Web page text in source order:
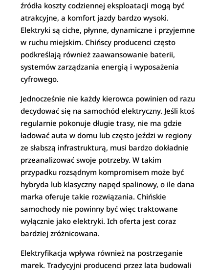
źródła koszty codziennej eksploatacji mogą być
atrakcyjne, a komfort jazdy bardzo wysoki.
Elektryki są ciche, płynne, dynamiczne i przyjemne
w ruchu miejskim. Chińscy producenci często
podkreślają również zaawansowanie baterii,
systemów zarządzania energią i wyposażenia
cyfrowego.
Jednocześnie nie każdy kierowca powinien od razu
decydować się na samochód elektryczny. Jeśli ktoś
regularnie pokonuje długie trasy, nie ma gdzie
ładować auta w domu lub często jeździ w regiony
ze słabszą infrastrukturą, musi bardzo dokładnie
przeanalizować swoje potrzeby. W takim
przypadku rozsądnym kompromisem może być
hybryda lub klasyczny napęd spalinowy, o ile dana
marka oferuje takie rozwiązania. Chińskie
samochody nie powinny być więc traktowane
wyłącznie jako elektryki. Ich oferta jest coraz
bardziej zróżnicowana.
Elektryfikacja wpływa również na postrzeganie
marek. Tradycyjni producenci przez lata budowali